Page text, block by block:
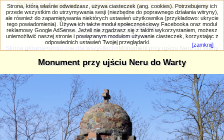
PRIV.gtlodz.eu - czyli trochę ;) inna galeria
Wyszukiwanie zaawansowane
Strona główna widoczne dla wszystkich >Monument przy ujściu Neru do Warty
Monument przy ujściu Neru do Warty
Strona, którą właśnie odwiedzasz, używa ciasteczek (ang. cookies). Potrzebujemy ich
przede wszystkim do utrzymywania sesji (niezbędne do poprawnego działania witryny),
ale również do zapamiętywania niektórych ustawień użytkownika (przykładowo: ukrycie
tego powiadomienia). Używa ich także moduł społecznościowy Facebooka oraz moduł
reklamowy Google AdSense. Jeżeli nie zgadzasz się z takim wykorzystaniem, możesz
uniemożliwić naszej stronie i powiązanym modułom używanie ciasteczek, korzystając z
odpowiednich ustawień Twojej przeglądarki.
[zamknij]